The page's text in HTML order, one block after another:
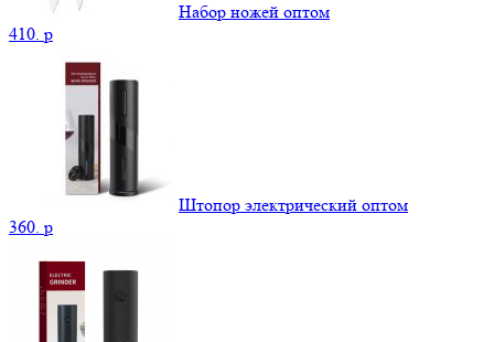
Набор ножей оптом
410. p
Штопор электрический оптом
360. p